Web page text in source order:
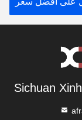
Sichuan